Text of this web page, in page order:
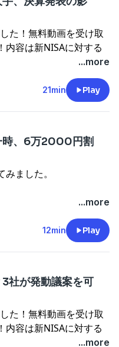
て儲けも損失も大きい
期的に利益を積み重ねて
フショア香港でヘッジフ
味わう。日々積立投資の
とする。しかし金融へ
店として独立。「経営
業界トップ水準である
場の道にも手を出す。
券トレーダーに師事して
信託、株式現物、信用取
ほぼすべて経験済み。シ
害にあったり、加えてリ
かす」。子供の誕生時
て儲けも損失も大きい
的に利益を積み重ねて
ショア香港でヘッジフ
わう。日々積立投資の
ではバブル絶頂期にか
やむなく同じ金融とい
社に就職したとたん、あ
由気ままな生活から一
でしごかれる。ある日は
る日は1日400軒の受話
ゴキには何とか耐えられ
成のため「はめ込む」営
とする。しかし金融へ
理店として独立。「経営
界トップ水準である
場の道にも手を出す。
信託、株式現物、信用取
ほぼすべて経験済み。シ
害にあったり、加えてリ
て儲けも損失も大きい
的に利益を積み重ねて
ショア香港でヘッジフ
わう。日々積立投資の
券マン、元デイトレー
・証券外務員1種・協会
投資研究会 主宰講師実
資相談を経験。・上場
ためのマネーセミナー
援団で団旗持ち。大学は
、毎晩飲み歩く。そん
ではバブル絶頂期にか
、やむなく同じ金融とい
に就職したとたん、あ
由気ままな生活から一
ある日は1日400軒の受話
ゴキには何とか耐えられ
成のため「はめ込む」営
の都合で無知な顧客に金
店として独立。「経営
界トップ水準である
場の道にも手を出す。
券トレーダーに師事して
託、株式現物、信用取
ほぼすべて経験済み。シ
を選んでいます。励み
はこちらから↓
ストア
www.street-
https://www.street-
しんさん プロ
券マン、元デイトレー
証券外務員1種・協会
資相談を経験。・上場
ためのマネーセミナー
援団で団旗持ち。大学は
、毎晩飲み歩く。そん
ではバブル絶頂期にか
やむなく同じ金融とい
に就職したとたん、あ
自由気ままな生活から一
しごかれる。ある日は
ある日は1日400軒の受話
ダーをオン 3.5倍速
ュー作です。Amazon
まで。投資関連じゃな
方はご注意ください。
しました】元証券マ
で投資アドバイザーのし
べる今日の経済ニュー
・資産運用のために影
います。励みになりま
から↓
ストア
https://www.street-
しんさん プロ
券マン、元デイトレー
証券外務員1種・協会
投資研究会 主宰講師実
資相談を経験。・上場
ンディングノートの作り
ーーーーー
響は！？闘病記を書い
闘病日記↓
げ推奨】最近のkindle
ダーをオン 3.5倍速
ュー作です。Amazon
で。投資関連じゃな
方はご注意ください。
しました】元証券マ
で投資アドバイザーのし
べる今日の経済ニュー
ます。励みになりま
から↓
ストア
資・資産運用関連講座を
www.street-
た！無料動画を受け取
内容は新NISAに対する
が初めて
ト開設動画です。所用1
ーーーーー
、決算発表の影響！？闘
：大腸切除闘病日記↓
げ推奨】最近のkindle
ダーをオン 3.5倍速
ュー作です。Amazon
で。投資関連じゃな
い方はご注意ください。
副業術！↓
...more
21min Play
時、6万2000円割
ました。
...more
12min Play
社が発動議案を可
た！無料動画を受け取
内容は新NISAに対する
...more